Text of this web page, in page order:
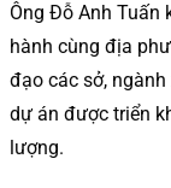
Ông Đỗ Anh Tuấn
hành cùng địa
đạo các sở,
dự án được triển
lượng.